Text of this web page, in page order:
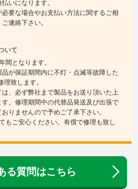
いになります。
要な場合やお支払い方法に関するご相
連絡下さい。
いて
間となります。
が保証期間内に不灯・点滅等故障した
致します。
、必ず弊社まで製品をお送り頂いた上
。修理期間中の代替品発送及び出張で
りませんので予めご了承下さい。
もご安心ください。有償で修理も致し
る質問はこちら